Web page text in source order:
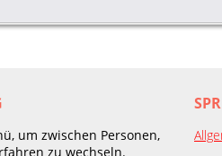
um zwischen Personen,
zu wechseln.